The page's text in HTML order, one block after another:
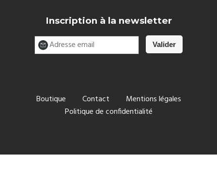
Inscription à la newsletter
Boutique Contact
Mentions légales
Politique de confidentialité